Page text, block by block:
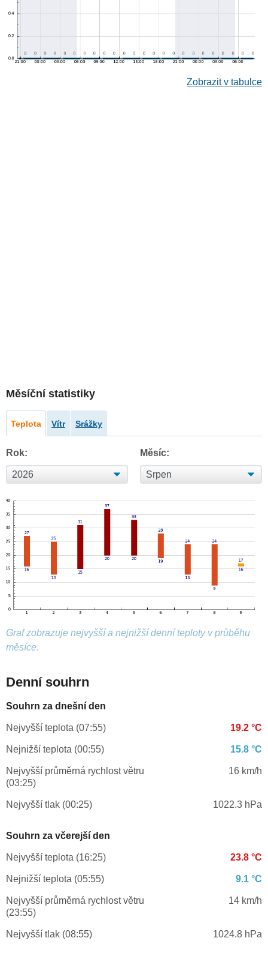
Zobrazit v tabulce
Měsíční statistiky
Teplota Vítr Srážky
Rok: Měsíc:
Graf zobrazuje nejvyšší a nejnižší denní teploty v průběhu
měsíce.
Denní souhrn
Souhrn za dnešní den
Nejvyšší teplota (07:55) 19.2 °C
Nejnižší teplota (00:55) 15.8 °C
Nejvyšší průměrná rychlost větru
(03:25)
16 km/h
Nejvyšší tlak (00:25) 1022.3 hPa
Souhrn za včerejší den
Nejvyšší teplota (16:25) 23.8 °C
Nejnižší teplota (05:55) 9.1 °C
Nejvyšší průměrná rychlost větru
(23:55)
14 km/h
Nejvyšší tlak (08:55) 1024.8 hPa